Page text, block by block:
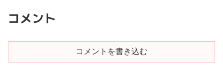
コメント
コメントを書き込む